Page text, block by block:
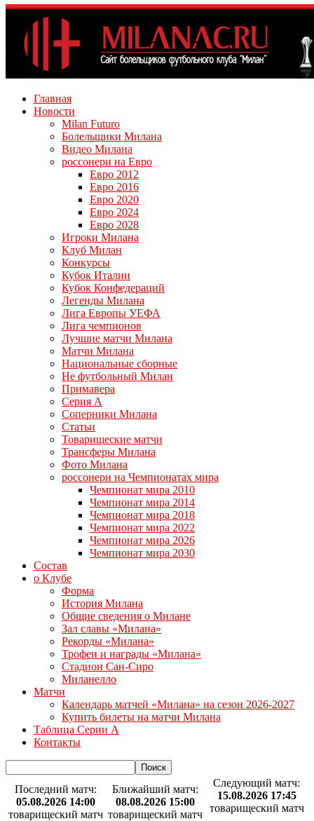
Главная
Новости
Milan Futuro
Болельщики Милана
Видео Милана
россонери на Евро
Евро 2012
Евро 2016
Евро 2020
Евро 2024
Евро 2028
Игроки Милана
Клуб Милан
Конкурсы
Кубок Италии
Кубок Конфедераций
Легенды Милана
Лига Европы УЕФА
Лига чемпионов
Лучшие матчи Милана
Матчи Милана
Национальные сборные
Не футбольный Милан
Примавера
Серия А
Соперники Милана
Статьи
Товарищеские матчи
Трансферы Милана
Фото Милана
россонери на Чемпионатах мира
Чемпионат мира 2010
Чемпионат мира 2014
Чемпионат мира 2018
Чемпионат мира 2022
Чемпионат мира 2026
Чемпионат мира 2030
Состав
о Клубе
Форма
История Милана
Общие сведения о Милане
Зал славы «Милана»
Рекорды «Милана»
Трофеи и награды «Милана»
Стадион Сан-Сиро
Миланелло
Матчи
Календарь матчей «Милана» на сезон 2026-2027
Купить билеты на матчи Милана
Таблица Серии А
Контакты
Последний матч:
05.08.2026 14:00
товарищеский матч
Ближайший матч:
08.08.2026 15:00
товарищеский матч
Следующий матч:
15.08.2026 17:45
товарищеский матч